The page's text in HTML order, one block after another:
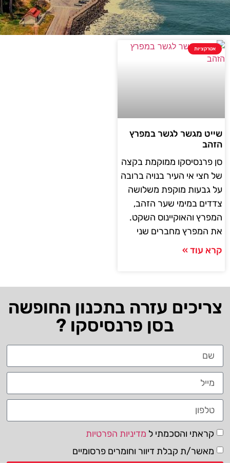
מגשר לגשר במפרץ
פרנסיסקו ממוקמת בקצה
חצי אי העיר בנויה ברובה
גבעות מוקפת משלושה
במימי שער הזהב,
והאוקיינוס ​​השקט.
המפרץ מחברים שני
עוד »
עזרה בתכנון החופשה
בסן פרנסיסקו ?
קראתי והסכמתי למדיניות הפרטיות
מאשר/ת קבלת דיוור וחומרים פרסומיים